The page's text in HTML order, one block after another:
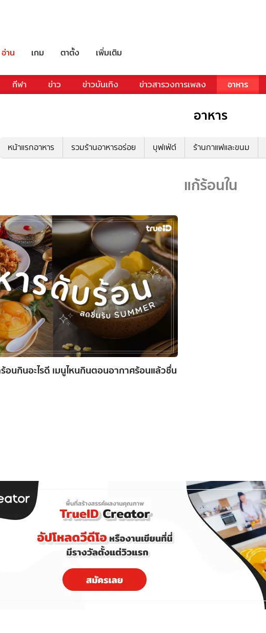
อ่าน เกม ตาตั้ง เพิ่มเติม
กีฬา ข่าว ข่าวบันเทิง ข่าวสารวงการเพลง อาหาร
อาหาร
หน้าแรกอาหาร รวมร้านอาหารอร่อย บุฟเฟ่ต์ ร้านกาแฟและขนม
แก้ร้อนใน
อนกินอะไรดี เมนูไหนกินตอนอากาศร้อนแล้วชื่น